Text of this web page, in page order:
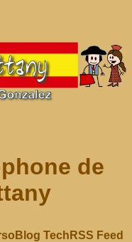
de
Blog Tech RSS Feed